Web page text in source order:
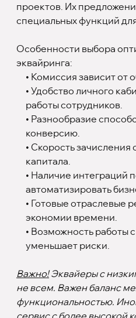
проектов. Их
специальных функций
Особенности выбора
эквайринга:
• Комиссия зависит от
• Удобство личного
работы сотрудников.
• Разнообразие
конверсию.
• Скорость зачисления
капитала.
• Наличие интеграций
автоматизировать
• Готовые отраслевые
экономии времени.
• Возможность работы
уменьшает риски.
Важно!Эквайеры с
не всем. Важен баланс
функциональностью.